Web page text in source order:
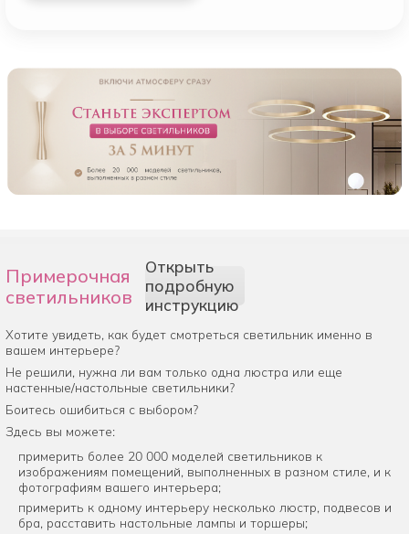
Примерочная
светильников
Открыть
подробную
инструкцию
Хотите увидеть, как будет смотреться светильник именно в
вашем интерьере?
Не решили, нужна ли вам только одна люстра или еще
настенные/настольные светильники?
Боитесь ошибиться с выбором?
Здесь вы можете:
примерить более 20 000 моделей светильников к
изображениям помещений, выполненных в разном стиле, и к
фотографиям вашего интерьера;
примерить к одному интерьеру несколько люстр, подвесов и
бра, расставить настольные лампы и торшеры;